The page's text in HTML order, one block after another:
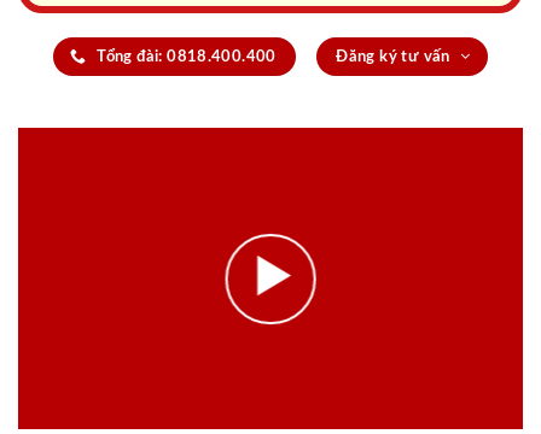
Tổng đài: 0818.400.400 Đăng ký tư vấn